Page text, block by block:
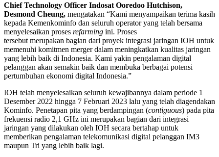
Chief Technology Officer Indosat Ooredoo Hutchison,
Desmond Cheung, mengatakan “Kami menyampaikan terima kasih
kepada Kemenkominfo dan seluruh operator yang telah bersama
menyelesaikan proses refarming ini. Proses
tersebut merupakan bagian dari proyek integrasi jaringan IOH untuk
memenuhi komitmen merger dalam meningkatkan kualitas jaringan
yang lebih baik di Indonesia. Kami yakin pengalaman digital
pelanggan akan semakin baik dan membuka berbagai potensi
pertumbuhan ekonomi digital Indonesia.”
IOH telah menyelesaikan seluruh kewajibannya dalam periode 1
Desember 2022 hingga 7 Februari 2023 lalu yang telah diagendakan
Kominfo. Penetapan pita yang berdampingan (contiguous) pada pita
frekuensi radio 2,1 GHz ini merupakan bagian dari integrasi
jaringan yang dilakukan oleh IOH secara bertahap untuk
memberikan pengalaman telekomunikasi digital pelanggan IM3
maupun Tri yang lebih baik lagi.